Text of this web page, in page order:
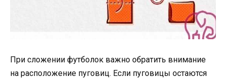
При сложении футболок важно обратить внимание
на расположение пуговиц. Если пуговицы остаются